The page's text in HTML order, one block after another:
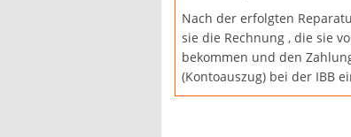
Nach der erfolgten
sie die Rechnung , die sie
bekommen und den
(Kontoauszug) bei der IBB